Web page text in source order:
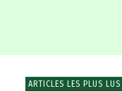
ARTICLES LES PLUS LUS